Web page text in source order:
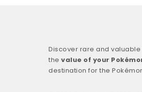
Discover rare and valuable
the value of your
destination for the